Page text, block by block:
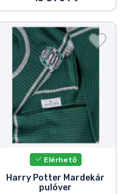
Elérhető
Harry Potter Mardekár
pulóver